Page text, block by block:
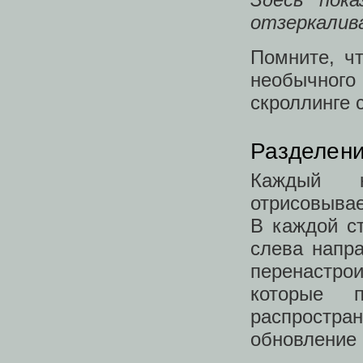
Помните,
скроллинге
Каждый
В каждой
слева
которые
обновление